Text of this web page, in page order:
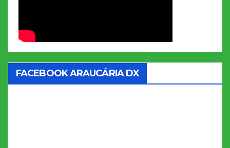
FACEBOOK ARAUCÁRIA DX